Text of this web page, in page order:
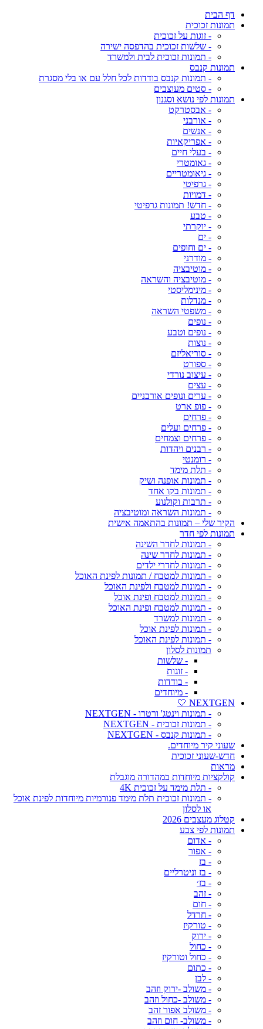
דף הבית
תמונות זכוכית
- זוגות על זכוכית
- שלשות זכוכית בהדפסה ישירה
- תמונות זכוכית לבית ולמשרד
תמונות קנבס
- תמונות קנבס בודדות לכל חלל עם או בלי מסגרת
- סטים מעוצבים
תמונות לפי נושא וסגנון
- אבסטרקט
- אורבני
- אנשים
- אפריקאיות
- בעלי חיים
- גאומטרי
- גיאומטריים
- גרפיטי
- דמויות
- חדש! תמונות גרפיטי
- טבע
- יוקרתי
- ים
- ים וחופים
- מודרני
- מוטיבציה
- מוטיבציה והשראה
- מינימליסטי
- מנדלות
- משפטי השראה
- נופים
- נופים וטבע
- נוצות
- סוריאליזם
- ספורט
- עיצוב נורדי
- עצים
- ערים ונופים אורבניים
- פופ ארט
- פרחים
- פרחים ועלים
- פרחים וצמחים
- רבנים ויהדות
- רומנטי
- תלת מימד
- תמונות אופנה ושיק
- תמונות בקו אחד
- תרבות וקולנוע
- תמונות השראה ומוטיבציה
הקיר שלי – תמונות בהתאמה אישית
תמונות לפי חדר
- תמונות לחדר השינה
- תמונות לחדר שינה
- תמונות לחדרי ילדים
- תמונות למטבח / תמונות לפינת האוכל
- תמונות למטבח ולפינת האוכל
- תמונות למטבח ופינת אוכל
- תמונות למטבח ופינת האוכל
- תמונות למשרד
- תמונות לפינת אוכל
- תמונות לפינת האוכל
תמונות לסלון
- שלשות
- זוגות
- בודדות
- מיוחדים
NEXTGEN 🤍
- תמונות וינטג' ורטרו - NEXTGEN
- תמונות זכוכית - NEXTGEN
- תמונות קנבס - NEXTGEN
שעוני קיר מיוחדים.
חדש-שעוני זכוכית
מראות
קולקציות מיוחדות במהדורה מוגבלת
- תלת מימד על זכוכית 4K
- תמונות זכוכית תלת מימד פנורמיות מיוחדות לפינת אוכל
או לסלון
קטלוג מעצבים 2026
תמונות לפי צבע
- אדום
- אפור
- בז
- בז וניטרליים
- בז׳
- זהב
- חום
- חרדל
- טורקיז
- ירוק
- כחול
- כחול וטורקיז
- כתום
- לבן
- משולב -ירוק וזהב
- משולב -כחול וזהב
- משולב אפור זהב
- משולב- חום וזהב